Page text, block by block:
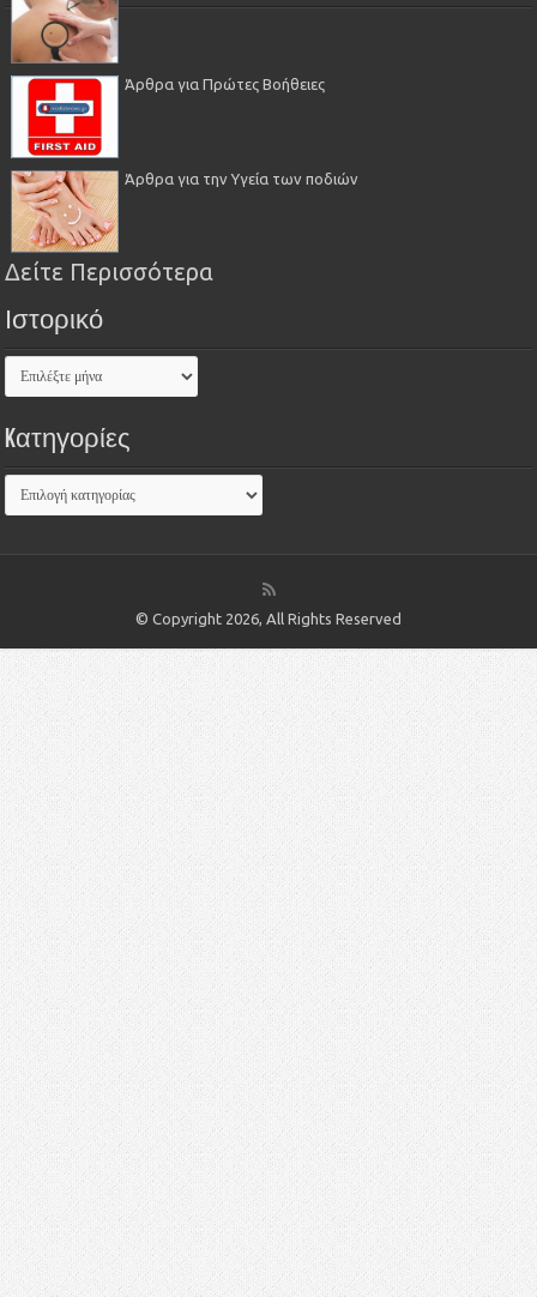
Άρθρα για Πρώτες Βοήθειες
Άρθρα για την Υγεία των ποδιών
Δείτε Περισσότερα
Ιστορικό
Kατηγορίες
© Copyright 2026, All Rights Reserved